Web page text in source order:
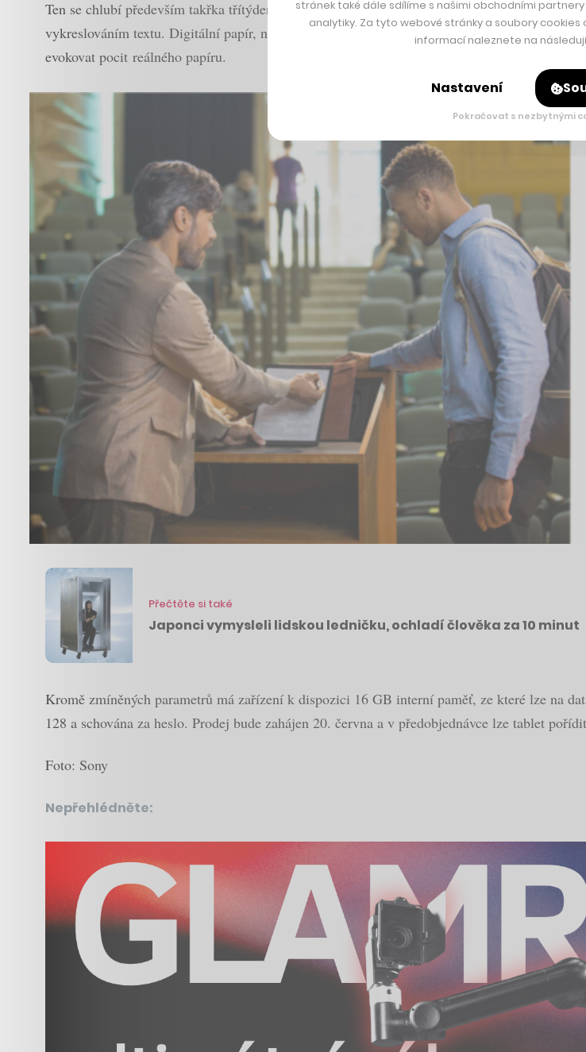
Ten se chlubí především takřka třítýdenní výdrží při běžném používání s nabitím do 3,5
vykreslováním textu. Digitální papír, na který je možno psát nebo kreslit za pomocí
evokovat pocit reálného papíru.
Přečtěte si také
Japonci vymysleli lidskou ledničku, ochladí člověka za 10 minut
Kromě zmíněných parametrů má zařízení k dispozici 16 GB interní paměť, ze které lze na
128 a schována za heslo. Prodej bude zahájen 20. června a v předobjednávce lze tablet
Foto: Sony
Nepřehlédněte:
stránek také dále sdílíme s našimi obchodními
analytiky. Za tyto webové stránky a soubory cookies
informací naleznete na
Nastavení
Pokračovat s nezbytnými